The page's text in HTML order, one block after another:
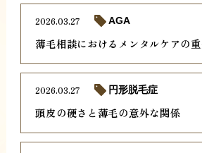
薄毛相談におけるメンタルケアの
2026.03.27 AGA
頭皮の硬さと薄毛の意外な関係
2026.03.27 円形脱毛症